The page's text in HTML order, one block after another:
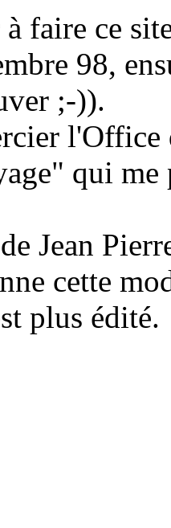
faire ce
98,
;-)).
qui me
Jean
cette
plus édité.